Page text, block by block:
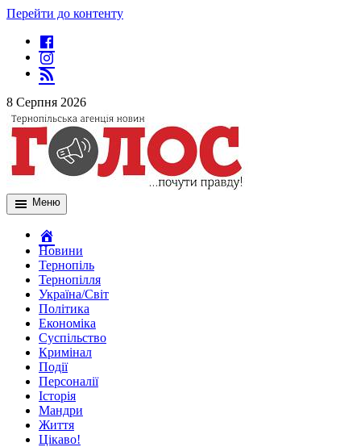
Перейти до контенту
8 Серпня 2026
Меню
Новини
Тернопіль
Тернопілля
Україна/Світ
Політика
Економіка
Суспільство
Кримінал
Події
Персоналії
Історія
Мандри
Життя
Цікаво!